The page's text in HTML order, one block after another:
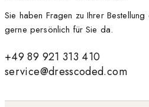
Sie haben Fragen zu Ihrer
gerne persönlich für Sie da.
+49 89 921 313 410
service@dresscoded.com